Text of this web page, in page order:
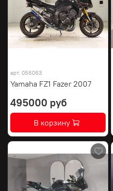
арт. 056063
Yamaha FZ1 Fazer 2007
495000 руб
В корзину